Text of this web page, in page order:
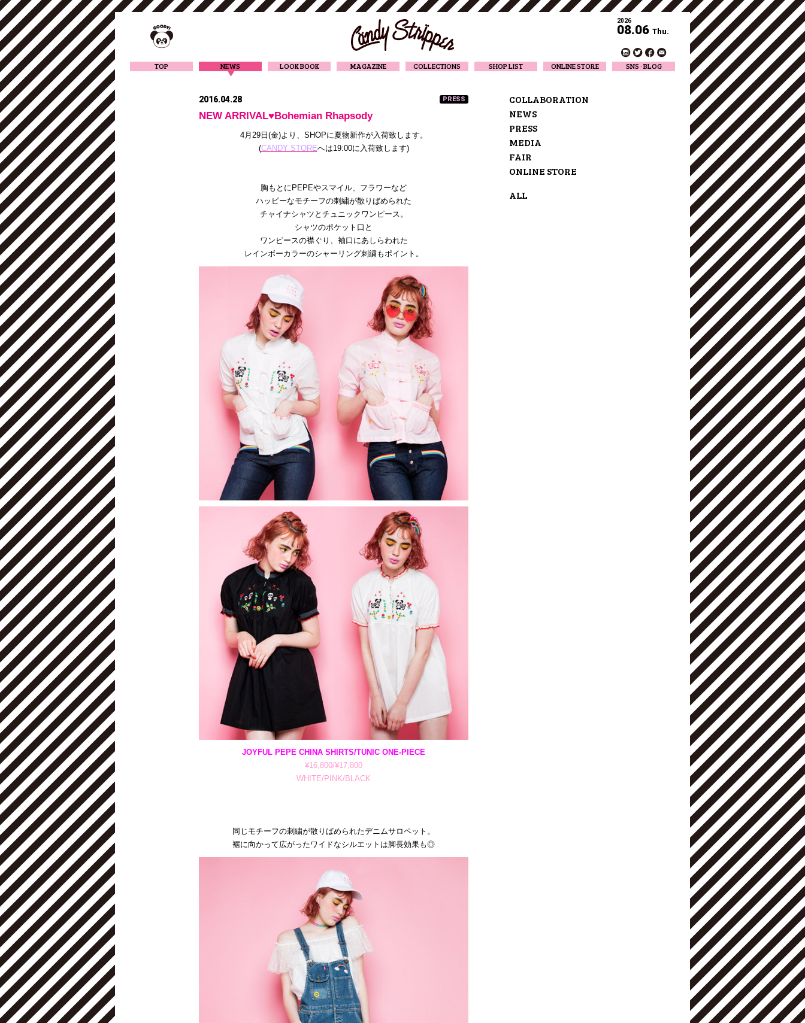
2026
08.06 Thu.
TOP NEWS LOOK BOOK MAGAZINE COLLECTIONS SHOP LIST ONLINE STORE SNS · BLOG
2016.04.28 PRESS
NEW ARRIVAL♥Bohemian Rhapsody
4月29日(金)より、SHOPに夏物新作が入荷致します。
(CANDY STOREへは19:00に入荷致します)
胸もとにPEPEやスマイル、フラワーなど
ハッピーなモチーフの刺繍が散りばめられた
チャイナシャツとチュニックワンピース。
シャツのポケット口と
ワンピースの襟ぐり、袖口にあしらわれた
レインボーカラーのシャーリング刺繍もポイント。
JOYFUL PEPE CHINA SHIRTS/TUNIC ONE-PIECE
¥16,800/¥17,800
WHITE/PINK/BLACK
同じモチーフの刺繍が散りばめられたデニムサロペット。
裾に向かって広がったワイドなシルエットは脚長効果も◎
COLLABORATION
NEWS
PRESS
MEDIA
FAIR
ONLINE STORE
ALL